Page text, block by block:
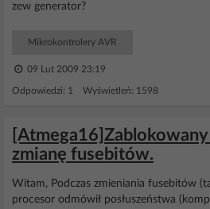
zew generator?
Mikrokontrolery AVR
09 Lut 2009 23:19
Odpowiedzi: 1 Wyświetleń: 1598
zmianę fusebitów.
Witam, Podczas zmieniania fusebitów
procesor odmówił posłuszeństwa